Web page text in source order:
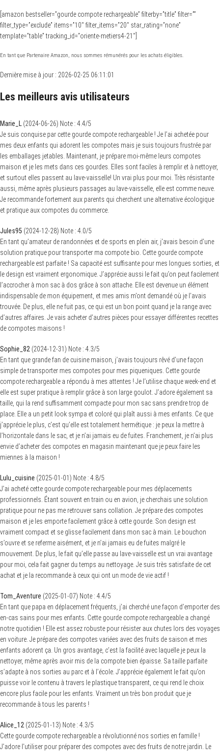
[amazon bestseller=”gourde compote rechargeable” filterby=”title” filter=””
filter_type=”exclude” items=”10″ filter_items=”20″ star_rating=”none”
template=”table” tracking_id=”oriente-metiers4-21″]
En tant que Partenaire Amazon, nous sommes rémunérés pour les achats éligibles.
Dernière mise à jour : 2026-02-25 06:11:01
Les meilleurs avis utilisateurs
Marie_L (2024-06-26) Note : 4.4/5
Je suis conquise par cette gourde compote rechargeable ! Je l’ai achetée pour
mes deux enfants qui adorent les compotes mais je suis toujours frustrée par
les emballages jetables. Maintenant, je prépare moi-même leurs compotes
maison et je les mets dans ces gourdes. Elles sont faciles à remplir et à nettoyer,
et surtout elles passent au lave-vaisselle! Un vrai plus pour moi. Très résistante
aussi, même après plusieurs passages au lave-vaisselle, elle est comme neuve.
Je recommande fortement aux parents qui cherchent une alternative écologique
et pratique aux compotes du commerce.
Jules95 (2024-12-28) Note : 4.0/5
En tant qu’amateur de randonnées et de sports en plein air, j’avais besoin d’une
solution pratique pour transporter ma compote bio. Cette gourde compote
rechargeable est parfaite ! Sa capacité est suffisante pour mes longues sorties, et
le design est vraiment ergonomique. J’apprécie aussi le fait qu’on peut facilement
l’accrocher à mon sac à dos grâce à son attache. Elle est devenue un élément
indispensable de mon équipement, et mes amis m’ont demandé où je l’avais
trouvée. De plus, elle ne fuit pas, ce qui est un bon point quand je la range avec
d’autres affaires. Je vais acheter d’autres pièces pour essayer différentes recettes
de compotes maisons !
Sophie_82 (2024-12-31) Note : 4.3/5
En tant que grande fan de cuisine maison, j’avais toujours rêvé d’une façon
simple de transporter mes compotes pour mes piqueniques. Cette gourde
compote rechargeable a répondu à mes attentes ! Je l’utilise chaque week-end et
elle est super pratique à remplir grâce à son large goulot. J’adore également sa
taille, qui la rend suffisamment compacte pour mon sac sans prendre trop de
place. Elle a un petit look sympa et coloré qui plaît aussi à mes enfants. Ce que
j’apprécie le plus, c’est qu’elle est totalement hermétique : je peux la mettre à
l’horizontale dans le sac, et je n’ai jamais eu de fuites. Franchement, je n’ai plus
envie d’acheter des compotes en magasin maintenant que je peux faire les
miennes à la maison !
Lulu_cuisine (2025-01-01) Note : 4.8/5
J’ai acheté cette gourde compote rechargeable pour mes déplacements
professionnels. Étant souvent en train ou en avion, je cherchais une solution
pratique pour ne pas me retrouver sans collation. Je prépare des compotes
maison et je les emporte facilement grâce à cette gourde. Son design est
vraiment compact et se glisse facilement dans mon sac à main. Le bouchon
s’ouvre et se referme aisément, et je n’ai jamais eu de fuites malgré le
mouvement. De plus, le fait qu’elle passe au lave-vaisselle est un vrai avantage
pour moi, cela fait gagner du temps au nettoyage. Je suis très satisfaite de cet
achat et je la recommande à ceux qui ont un mode de vie actif !
Tom_Aventure (2025-01-07) Note : 4.4/5
En tant que papa en déplacement fréquents, j’ai cherché une façon d’emporter des
en-cas sains pour mes enfants. Cette gourde compote rechargeable a changé
notre quotidien ! Elle est assez robuste pour résister aux chutes lors des voyages
en voiture. Je prépare des compotes variées avec des fruits de saison et mes
enfants adorent ça. Un gros avantage, c’est la facilité avec laquelle je peux la
nettoyer, même après avoir mis de la compote bien épaisse. Sa taille parfaite
s’adapte à nos sorties au parc et à l’école. J’apprécie également le fait qu’on
puisse voir le contenu à travers le plastique transparent, ce qui rend le choix
encore plus facile pour les enfants. Vraiment un très bon produit que je
recommande à tous les parents !
Alice_12 (2025-01-13) Note : 4.3/5
Cette gourde compote rechargeable a révolutionné nos sorties en famille !
J’adore l’utiliser pour préparer des compotes avec des fruits de notre jardin. Le